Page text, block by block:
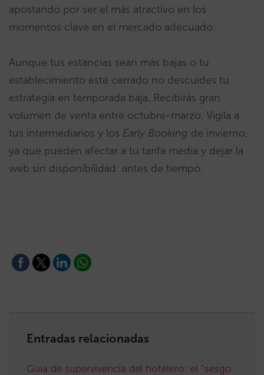
apostando por ser el más atractivo en los
momentos clave en el mercado adecuado.
Aunque tus estancias sean más bajas o tu
establecimiento esté cerrado no descuides tu
estrategia en temporada baja. Recibirás gran
volumen de venta entre octubre-marzo. Vigila a
tus intermediarios y los Early Booking de invierno,
ya que pueden afectar a tu tarifa media y dejar la
web sin disponibilidad antes de tiempo.
Entradas relacionadas
Guía de supervivencia del hotelero: el “sesgo